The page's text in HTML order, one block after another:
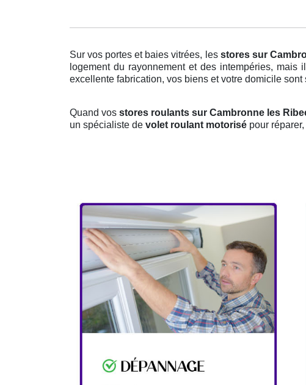
Sur vos portes et baies vitrées, les stores sur
logement du rayonnement et des intempéries,
excellente fabrication, vos biens et votre domicile
Quand vosstores roulants sur Cambronne les
un spécialiste de volet roulant motorisé pour